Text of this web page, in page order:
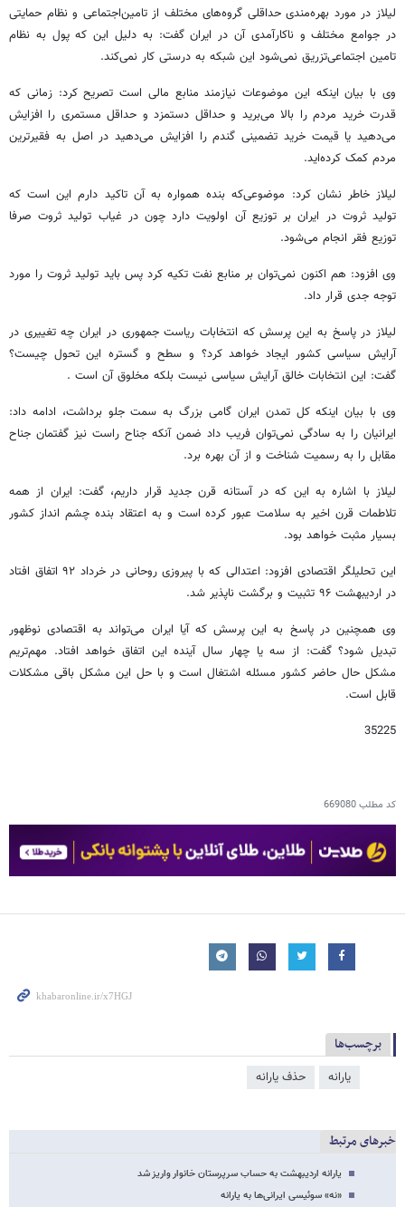
لیلاز در مورد بهره‌مندی حداقلی گروه‌های مختلف از تامین‌اجتماعی و نظام حمایتی
در جوامع مختلف و ناکارآمدی آن در ایران گفت: به دلیل این که پول به نظام
تامین اجتماعی‌تزریق نمی‌شود این شبکه به درستی کار نمی‌کند.
وی با بیان اینکه این موضوعات نیازمند منابع مالی است تصریح کرد: زمانی که
قدرت خرید مردم را بالا می‌برید و حداقل دستمزد و حداقل مستمری را افزایش
می‌دهید یا قیمت خرید تضمینی گندم را افزایش می‌دهید در اصل به فقیرترین
مردم کمک کرده‌اید.
لیلاز خاطر نشان کرد: موضوعی‌که بنده همواره به آن تاکید دارم این است که
تولید ثروت در ایران بر توزیع آن اولویت دارد چون در غیاب تولید ثروت صرفا
توزیع فقر انجام می‌شود.
وی افزود: هم اکنون نمی‌توان بر منابع نفت تکیه کرد پس باید تولید ثروت را مورد
توجه جدی قرار داد.
لیلاز در پاسخ به این پرسش که انتخابات ریاست جمهوری در ایران چه تغییری در
آرایش سیاسی کشور ایجاد خواهد کرد؟ و سطح و گستره این تحول چیست؟
گفت: این انتخابات خالق آرایش سیاسی نیست بلکه مخلوق آن است .
وی با بیان اینکه کل تمدن ایران گامی بزرگ به سمت جلو برداشت، ادامه داد:
ایرانیان را به سادگی نمی‌توان فریب داد ضمن آنکه جناح راست نیز گفتمان جناح
مقابل را به رسمیت شناخت و از آن بهره برد.
لیلاز با اشاره به این که در آستانه قرن جدید قرار داریم، گفت: ایران از همه
تلاطمات قرن اخیر به سلامت عبور کرده است و به اعتقاد بنده چشم انداز کشور
بسیار مثبت خواهد بود.
این تحلیلگر اقتصادی افزود: اعتدالی که با پیروزی روحانی در خرداد ۹۲ اتفاق افتاد
در اردیبهشت ۹۶ تثبیت و برگشت ناپذیر شد.
وی همچنین در پاسخ به این پرسش که آیا ایران می‌تواند به اقتصادی نوظهور
تبدیل شود؟ گفت: از سه یا چهار سال آینده این اتفاق خواهد افتاد. مهم‌تریم
مشکل حال حاضر کشور مسئله اشتغال است و با حل این مشکل باقی مشکلات
قابل است.
35225
کد مطلب669080
برچسب‌ها
یارانه حذف یارانه
خبرهای مرتبط
یارانه اردیبهشت به حساب سرپرستان خانوار واریز شد
«نه» سوئیسی‌ ایرانی‌ها به یارانه